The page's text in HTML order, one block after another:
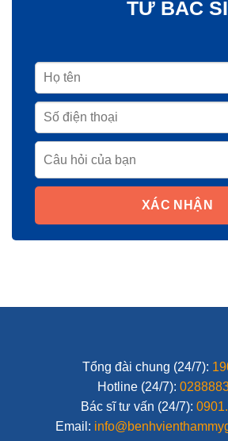
TỪ BÁC SĨ
XÁC NHẬN
Tổng đài chung (24/7):
Hotline (24/7):
Bác sĩ tư vấn (24/7):
Email: